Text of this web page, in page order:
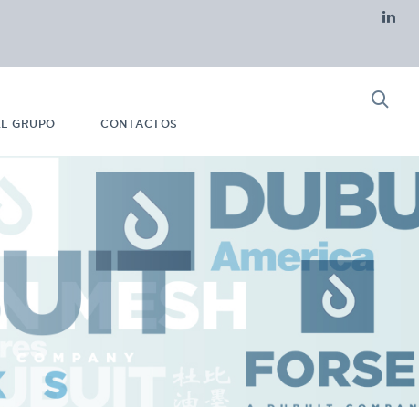
GRUPO CONTACTOS